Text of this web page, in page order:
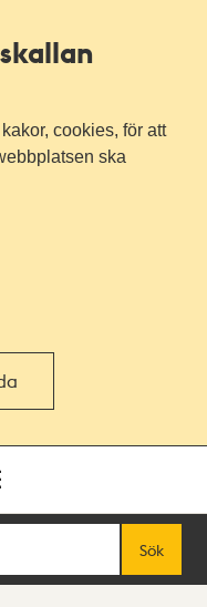
cookies, för att
ska
Sök